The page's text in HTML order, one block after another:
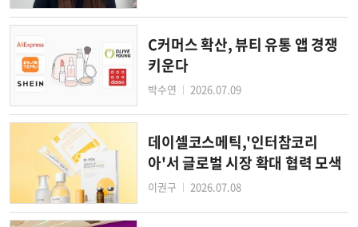
C커머스 확산, 뷰티 유통 앱 경쟁
키운다
박수연 │ 2026.07.09
데이셀코스메틱,'인터참코리
아'서 글로벌 시장 확대 협력 모색
이권구 │ 2026.07.08